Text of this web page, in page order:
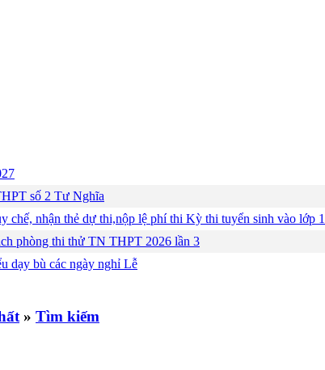
số 2 Tư Nghĩa
chế, nhận thẻ dự thi,nộp lệ phí thi Kỳ thi tuyển sinh vào lớp
phòng thi thử TN THPT 2026 lần 3
dạy bù các ngày nghỉ Lễ
» Tìm kiếm